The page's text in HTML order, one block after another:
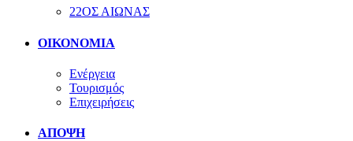
22ΟΣ ΑΙΩΝΑΣ
ΟΙΚΟΝΟΜΙΑ
Ενέργεια
Τουρισμός
Επιχειρήσεις
ΑΠΟΨΗ